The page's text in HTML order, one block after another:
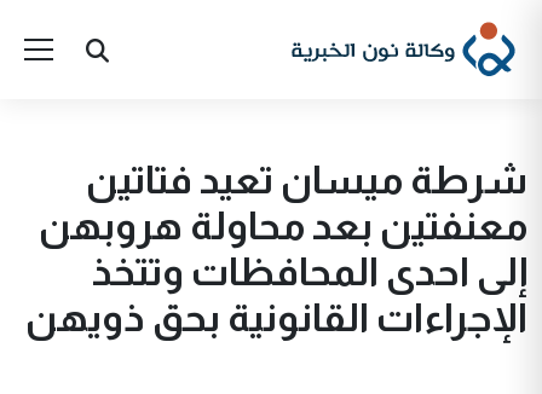
شرطة ميسان تعيد فتاتين
معنفتين بعد محاولة هروبهن
إلى احدى المحافظات وتتخذ
الإجراءات القانونية بحق ذويهن